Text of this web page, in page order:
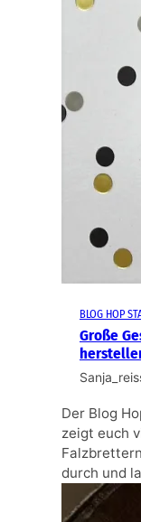
BLOG HOP
Große
Der Blog
zeigt euch
durch und